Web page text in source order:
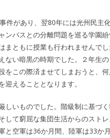
件があり、翌80年には光州民主
パスとの分離問題を巡る学園
ともに授業も行われませんで
ない暗黒の時期でした。２年生
この際済ませてしまおうと、
えることとなります。
いものでした。階級制に基づ
て窮屈な集団生活からのスト
と空軍は36か月間、陸軍は33か